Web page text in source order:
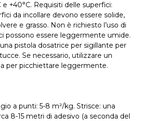
e +40°C. Requisiti delle superfici:
da incollare devono essere solide,
e grasso. Non è richiesto l’uso di
possono essere leggermente umide.
pistola dosatrice per sigillante per
Se necessario, utilizzare un
per picchiettare leggermente.
a punti: 5-8 m²/kg. Strisce: una
8-15 metri di adesivo (a seconda del